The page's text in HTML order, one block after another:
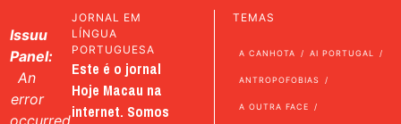
Issuu
Panel:
An
error
JORNAL EM
LÍNGUA
PORTUGUESA
Este é o jornal
Hoje Macau na
internet. Somos
TEMAS
A CANHOTA AI PORTUGAL
ANTROPOFOBIAS
A OUTRA FACE